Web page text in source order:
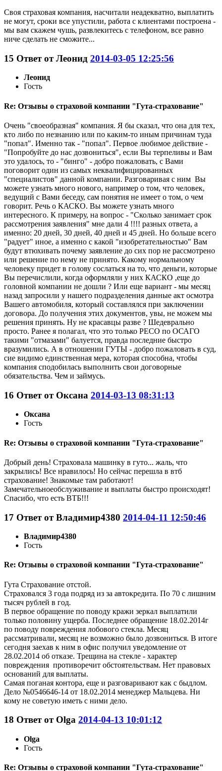
Своя страховая компания, насчитали неадекватно, выплатить
не могут, сроки все упустили, работа с клиентами построена -
мы вам скажем чушь, развлекитесь с телефоном, все равно
ниче сделать не сможите...
15 Ответ отЛеонид 2014-03-05 12:25:56
Леонид
Гость
Re: Отзывы о страховой компании "Гута-страхование"
Очень "своеобразная" компания. Я бы сказал, что она для тех,
кто либо по незнанию или по каким-то иным причинам туда
"попал". Именно так - "попал". Первое любимое действие -
"Попробуйте до нас дозвониться", если Вы терпеливы и Вам
это удалось, то - "бинго" - добро пожаловать, с Вами
поговорит один из самых неквалифицированных
"специалистов" данной компании. Разговаривая с ним Вы
можете узнать много нового, например о том, что человек,
ведущий с Вами беседу, сам понятия не имеет о том, о чем
говорит. Речь о КАСКО. Вы можете узнать много
интересного. К примеру, на вопрос - "Сколько занимает срок
рассмотрения заявления" мне дали 4 !!!! разных ответа, а
именно: 20 дней, 30 дней, 40 дней и 45 дней. Но больше всего
"радует" иное, а именно с какой "изобретательностью" Вам
будут втюхивать почему заявление до сих пор не рассмотрено
или решение по нему не принято. Какому нормальному
человеку придет в голову сослаться на то, что деньги, которые
Вы перечислили, когда оформляли у них КАСКО ,еще до
головной компании не дошли ? Или еще вариант - мы месяц
назад запросили у нашего подразделения данные акт осмотра
Вашего автомобиля, который составлялся при заключении
договора. До получения этих документов, увы, не можем мы
решения принять. Ну не красавцы разве ? Шедеврально
просто. Ранее я полагал, что это только РЕСО по ОСАГО
такими "отмазами" балуется, правда последние быстро
вразумились. А в отношении ГУТЫ - добро пожаловать в суд,
сие видимо единственная мера, которая способна, чтобы
компания сподобилась выполнить свои договорные
обязательства. Чем и займусь.
16 Ответ от Оксана 2014-03-13 08:31:13
Оксана
Гость
Re: Отзывы о страховой компании "Гута-страхование"
Добрый день! Страховала машинку в гуто... жаль, что
закрылись! Все нравилось! Но сейчас перешла в втб
страхование! Знакомые там работают!
Замечательноеобслуживание и выплаты быстро происходят!
Спасибо, что есть ВТБ!!!
17 Ответ отВладимир4380 2014-04-11 12:50:46
Владимир4380
Гость
Re: Отзывы о страховой компании "Гута-страхование"
Гута Страхование отстой.
Страховался 3 года подряд из за автокредита. По 70 с лишним
тысяч рублей в год.
В первое обращение по поводу кражи зеркал выплатили
только половину ущерба. Последнее обращение 18.02.2014г
по поводу повреждения лобового стекла. Месяц
рассматривали, месяц не возможно было дозвониться. В итоге
сегодня заехав к ним в офис получил уведомление от
28.02.2014 об отказе. Трещина на стекле - характер
повреждения противоречит обстоятельствам. Нет правовых
оснований для выплаты.
Самая поганая контора, еще и разговаривают как с быдлом.
Дело №0546646-14 от 18.02.2014 менеджер Мальцева. Ни
кому не советую иметь с ними дело.
18 Ответ от Olga 2014-04-13 10:01:12
Olga
Гость
Re: Отзывы о страховой компании "Гута-страхование"